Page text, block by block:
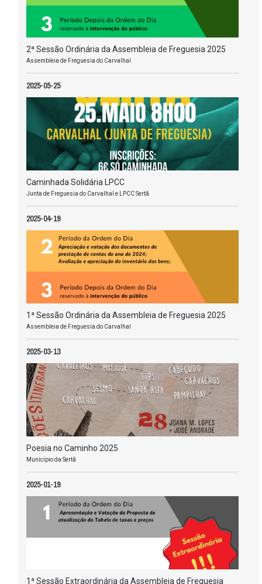
2ª Sessão Ordinária da Assembleia de Freguesia 2025
Assembleia de Freguesia do Carvalhal
2025-05-25
Caminhada Solidária LPCC
Junta de Freguesia do Carvalhal e LPCC Sertã
2025-04-19
1ª Sessão Ordinária da Assembleia de Freguesia 2025
Assembleia de Freguesia do Carvalhal
2025-03-13
Poesia no Caminho 2025
Município da Sertã
2025-01-19
1ª Sessão Extraordinária da Assembleia de Freguesia